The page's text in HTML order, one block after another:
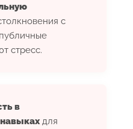
с
стресс.
в
для